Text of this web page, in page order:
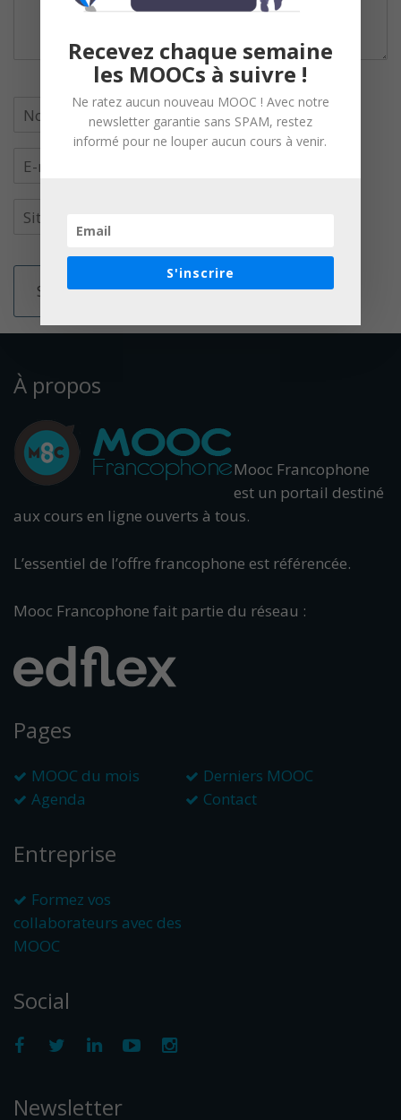
À propos
Mooc Francophone
est un portail destiné
aux cours en ligne ouverts à tous.
L’essentiel de l’offre francophone est référencée.
Mooc Francophone fait partie du réseau :
Pages
MOOC du mois
Derniers MOOC
Agenda
Contact
Entreprise
Formez vos
collaborateurs avec des
MOOC
Social
Newsletter
Recevez chaque semaine
les MOOCs à suivre !
Ne ratez aucun nouveau MOOC ! Avec notre
newsletter garantie sans SPAM, restez
informé pour ne louper aucun cours à venir.
S'inscrire